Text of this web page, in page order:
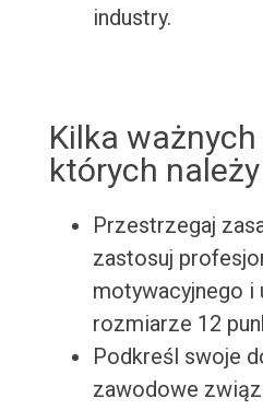
industry.
Kilka
których
Przestrzegaj
zastosuj
motywacyjnego i
rozmiarze 12
Podkreśl swoje
zawodowe